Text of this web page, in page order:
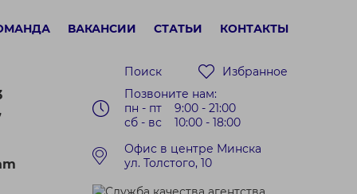
ВАКАНСИИ СТАТЬИ КОНТАКТЫ
Поиск
Избранное
Позвоните нам:
пн - пт 9:00 - 21:00
сб - вс 10:00 - 18:00
Офис в центре Минска
ул. Толстого, 10